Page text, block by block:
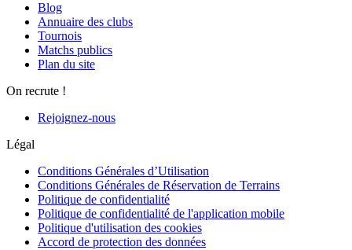
Blog
Annuaire des clubs
Tournois
Matchs publics
Plan du site
On recrute !
Rejoignez-nous
Légal
Conditions Générales d’Utilisation
Conditions Générales de Réservation de Terrains
Politique de confidentialité
Politique de confidentialité de l'application mobile
Politique d'utilisation des cookies
Accord de protection des données